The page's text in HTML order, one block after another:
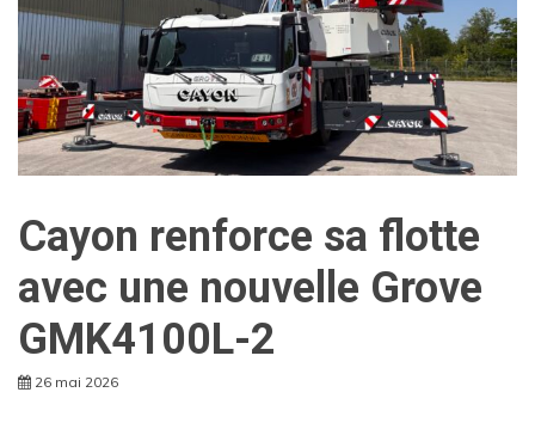
Cayon renforce sa flotte
avec une nouvelle Grove
GMK4100L-2
26 mai 2026